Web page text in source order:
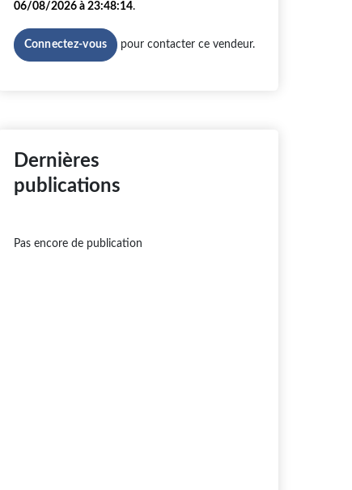
06/08/2026 à 23:48:14.
Connectez-vous pour contacter ce vendeur.
Dernières
publications
Pas encore de publication